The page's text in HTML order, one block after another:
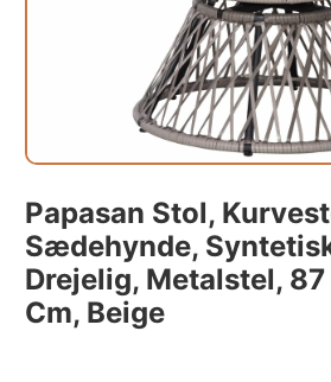
Papasan Stol,
Sædehynde,
Drejelig, Metalstel,
Cm, Beige